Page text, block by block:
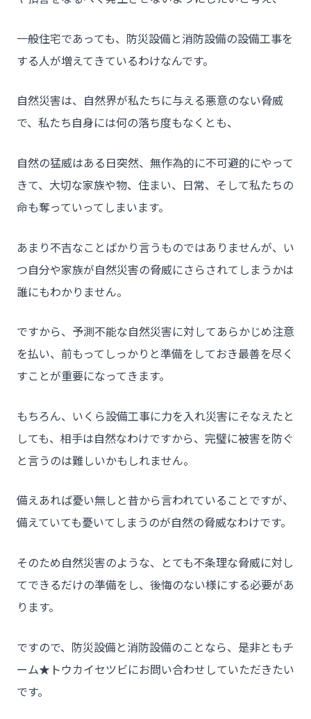
- HOME
- トウカイセツビについて
- トウカイセツビが選ばれる理由
- 工事業者様
- 施工事例
- お問い合わせ
一般住宅であっても、防災設備と消防設備の設備工事を
する人が増えてきているわけなんです。
自然災害は、自然界が私たちに与える悪意のない脅威
で、私たち自身には何の落ち度もなくとも、
自然の猛威はある日突然、無作為的に不可避的にやって
きて、大切な家族や物、住まい、日常、そして私たちの
命も奪っていってしまいます。
あまり不吉なことばかり言うものではありませんが、い
つ自分や家族が自然災害の脅威にさらされてしまうかは
誰にもわかりません。
ですから、予測不能な自然災害に対してあらかじめ注意
を払い、前もってしっかりと準備をしておき最善を尽く
すことが重要になってきます。
もちろん、いくら設備工事に力を入れ災害にそなえたと
しても、相手は自然なわけですから、完璧に被害を防ぐ
と言うのは難しいかもしれません。
備えあれば憂い無しと昔から言われていることですが、
備えていても憂いてしまうのが自然の脅威なわけです。
そのため自然災害のような、とても不条理な脅威に対し
てできるだけの準備をし、後悔のない様にする必要があ
ります。
ですので、防災設備と消防設備のことなら、是非ともチ
ーム★トウカイセツビにお問い合わせしていただきたい
です。